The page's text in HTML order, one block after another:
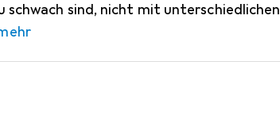
schwach sind, nicht mit unterschiedlichen